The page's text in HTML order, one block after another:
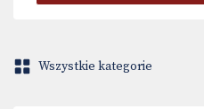
Wszystkie kategorie